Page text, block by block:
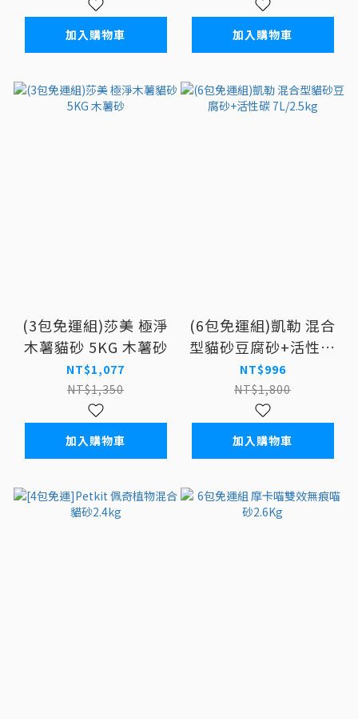
加入購物車 加入購物車
(3包免運組)莎美 極淨
木薯貓砂 5KG 木薯砂
NT$1,077
NT$1,350
加入購物車
(6包免運組)凱勒 混合
型貓砂豆腐砂+活性碳
7L/2.5kg
NT$996
NT$1,800
加入購物車